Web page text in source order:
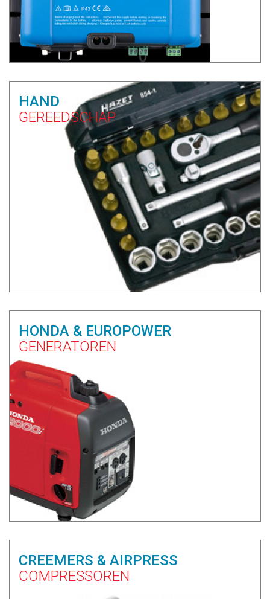
HAND
GEREEDSCHAP
HONDA & EUROPOWER
GENERATOREN
CREEMERS & AIRPRESS
COMPRESSOREN